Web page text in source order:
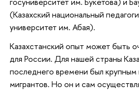
(Казахский национальный
университет им. Абая).
Казахстанский опыт может быть
для России. Для нашей страны
последнего времени был крупным
мигрантов. Но он и сам